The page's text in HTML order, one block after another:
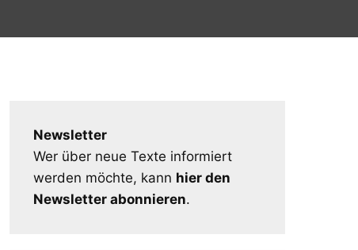
Newsletter
Wer über neue Texte informiert
werden möchte, kann hier den
Newsletter abonnieren.